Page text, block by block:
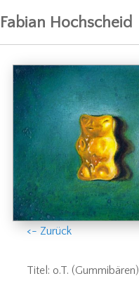
Fabian Hochscheid
<- Zurück
Titel: o.T. (Gummibären)